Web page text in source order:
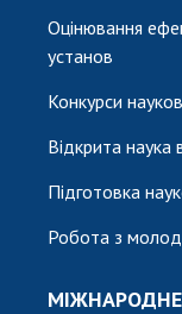
Оцінювання
установ
Конкурси
Відкрита наука
Підготовка
Робота з